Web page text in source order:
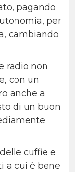
pagando
per
cambiando
radio non
con un
anche a
di un buon
cuffie e
a cui è bene